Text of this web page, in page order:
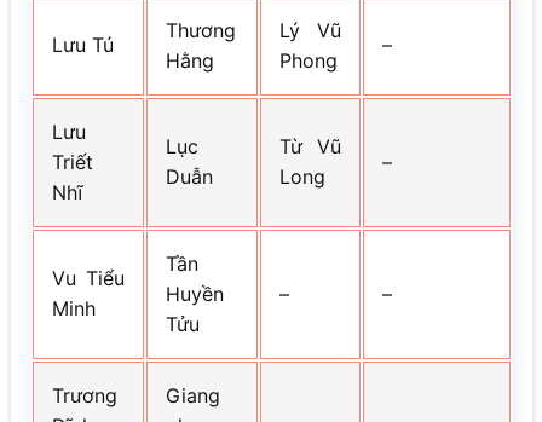
Lưu Tú
Thương
Hằng
Lý Vũ
Phong
–
Lưu
Triết
Nhĩ
Lục
Duẫn
Từ Vũ
Long
–
Vu Tiểu
Minh
Tần
Huyền
Tửu
– –
Trương
Giang